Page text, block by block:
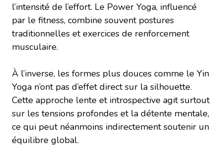
l’intensité de l’effort. Le Power Yoga, influencé
par le fitness, combine souvent postures
traditionnelles et exercices de renforcement
musculaire.
À l’inverse, les formes plus douces comme le Yin
Yoga n’ont pas d’effet direct sur la silhouette.
Cette approche lente et introspective agit surtout
sur les tensions profondes et la détente mentale,
ce qui peut néanmoins indirectement soutenir un
équilibre global.